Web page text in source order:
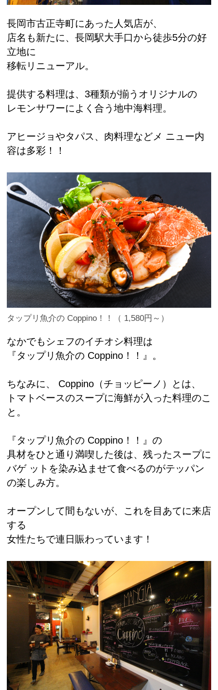
長岡市古正寺町にあった人気店が、
店名も新たに、長岡駅大手口から徒歩5分の好
立地に
移転リニューアル。
提供する料理は、3種類が揃うオリジナルの
レモンサワーによく合う地中海料理。
アヒージョやタパス、肉料理などメ ニュー内
容は多彩！！
タップリ魚介の Coppino！！（ 1,580円～）
なかでもシェフのイチオシ料理は
『タップリ魚介の Coppino！！』。
ちなみに、 Coppino（チョッピーノ）とは、
トマトベースのスープに海鮮が入った料理のこ
と。
『タップリ魚介の Coppino！！』の
具材をひと通り満喫した後は、残ったスープに
バゲ ットを染み込ませて食べるのがテッパン
の楽しみ方。
オープンして間もないが、これを目あてに来店
する
女性たちで連日賑わっています！